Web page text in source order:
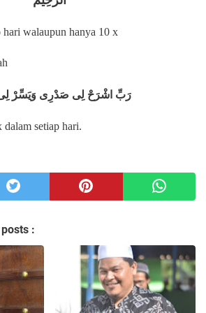
hari walaupun hanya 10 x
رَبِّ اشْرَحْ لِى صَدْرِى وَيَسِّرْ
setiap hari.
: